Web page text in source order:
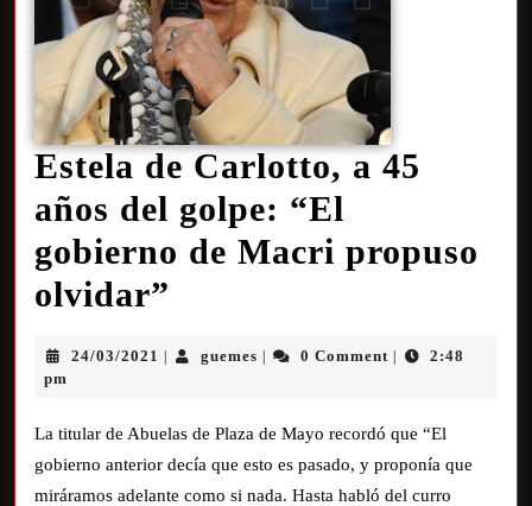
Estela de Carlotto, a 45
años del golpe: “El
gobierno de Macri propuso
olvidar”
24/03/2021 guemes 0 Comment
2:48
pm
La titular de Abuelas de Plaza de Mayo recordó que “El
gobierno anterior decía que esto es pasado, y proponía que
miráramos adelante como si nada. Hasta habló del curro